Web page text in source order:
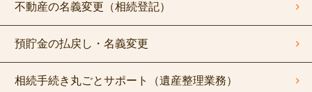
不動産の名義変更（相続登記）
預貯金の払戻し・名義変更
相続手続き丸ごとサポート（遺産整理業務）